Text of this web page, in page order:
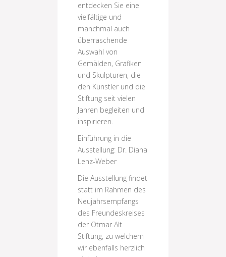
entdecken Sie eine
vielfältige und
manchmal auch
überraschende
Auswahl von
Gemälden, Grafiken
und Skulpturen, die
den Künstler und die
Stiftung seit vielen
Jahren begleiten und
inspirieren.
Einführung in die
Ausstellung: Dr. Diana
Lenz-Weber
Die Ausstellung findet
statt im Rahmen des
Neujahrsempfangs
des Freundeskreises
der Otmar Alt
Stiftung, zu welchem
wir ebenfalls herzlich